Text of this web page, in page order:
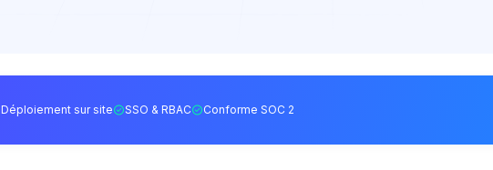
Déploiement sur site SSO & RBAC Conforme SOC 2